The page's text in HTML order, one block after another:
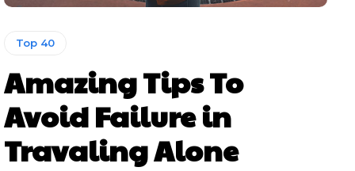
Top 40
Amazing Tips To
Avoid Failure in
Travaling Alone